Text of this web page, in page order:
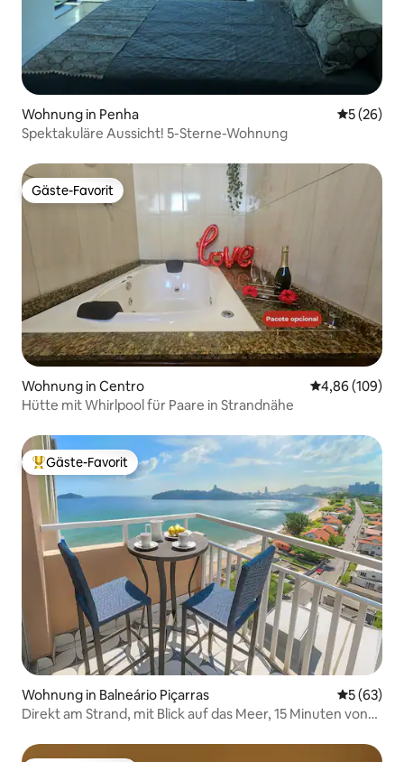
Wohnung in Penha
5 (26)
Spektakuläre Aussicht! 5-Sterne-Wohnung
Gäste-Favorit
Gäste-Favorit
Wohnung in Centro
4,86 (109)
Hütte mit Whirlpool für Paare in Strandnähe
Beliebter Gäste-Favorit.
Gäste-Favorit
Wohnung in Balneário Piçarras
5 (63)
Direkt am Strand, mit Blick auf das Meer, 15 Minuten von